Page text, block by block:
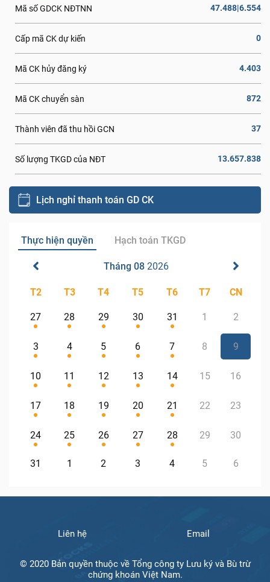
Mã số GDCK NĐTNN 47.488|6.554
Cấp mã CK dự kiến 0
Mã CK hủy đăng ký 4.403
Mã CK chuyển sàn 872
Thành viên đã thu hồi GCN 37
Số lượng TKGD của NĐT 13.657.838
Lịch nghỉ thanh toán GD CK
Thực hiện quyền Hạch toán TKGD
Tháng 08 2026
T2 T3 T4 T5 T6 T7 CN
27 28 29 30 31 1 2
3 4 5 6 7 8 9
10 11 12 13 14 15 16
17 18 19 20 21 22 23
24 25 26 27 28 29 30
31 1 2 3 4 5 6
Liên hệ Email
© 2020 Bản quyền thuộc về Tổng công ty Lưu ký và Bù trừ
chứng khoán Việt Nam.